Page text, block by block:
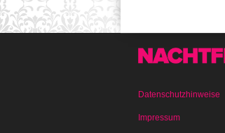
Datenschutzhinweise
Impressum